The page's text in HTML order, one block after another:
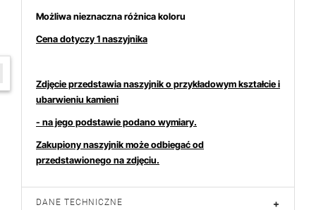
Możliwa nieznaczna różnica koloru
Cena dotyczy 1 naszyjnika
Zdjęcie przedstawia naszyjnik o przykładowym kształcie i
ubarwieniu kamieni
- na jego podstawie podano wymiary.
Zakupiony naszyjnik może odbiegać od
przedstawionego na zdjęciu.
DANE TECHNICZNE +